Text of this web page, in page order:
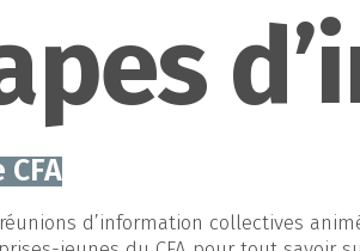
d’information collectives